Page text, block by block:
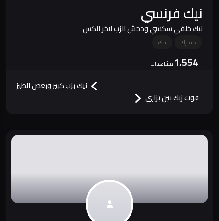
نيك فرنسي
نيك خلفي سكسي ودحش الزب لاخر الكس
متحرك نيك
1,554 مشاهدات
نيك بزب كبير وبعص الطيز
فوت زبك بين بزازي